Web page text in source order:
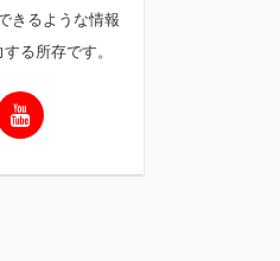
きるような情報
る所存です。